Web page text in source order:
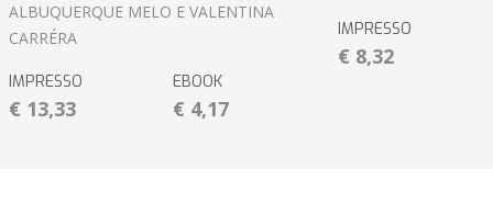
ALBUQUERQUE MELO E VALENTINA
CARRÉRA
IMPRESSO
€ 13,33
EBOOK
€ 4,17
IMPRESSO
€ 8,32